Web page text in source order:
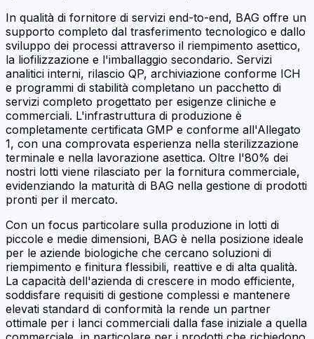
In qualità di fornitore di servizi end-to-end, BAG offre un
supporto completo dal trasferimento tecnologico e dallo
sviluppo dei processi attraverso il riempimento asettico,
la liofilizzazione e l'imballaggio secondario. Servizi
analitici interni, rilascio QP, archiviazione conforme ICH
e programmi di stabilità completano un pacchetto di
servizi completo progettato per esigenze cliniche e
commerciali. L'infrastruttura di produzione è
completamente certificata GMP e conforme all'Allegato
1, con una comprovata esperienza nella sterilizzazione
terminale e nella lavorazione asettica. Oltre l'80% dei
nostri lotti viene rilasciato per la fornitura commerciale,
evidenziando la maturità di BAG nella gestione di prodotti
pronti per il mercato.
Con un focus particolare sulla produzione in lotti di
piccole e medie dimensioni, BAG è nella posizione ideale
per le aziende biologiche che cercano soluzioni di
riempimento e finitura flessibili, reattive e di alta qualità.
La capacità dell'azienda di crescere in modo efficiente,
soddisfare requisiti di gestione complessi e mantenere
elevati standard di conformità la rende un partner
ottimale per i lanci commerciali dalla fase iniziale a quella